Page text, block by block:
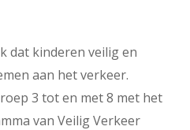
dat kinderen veilig en
aan het verkeer.
3 tot en met 8 met het
van Veilig Verkeer